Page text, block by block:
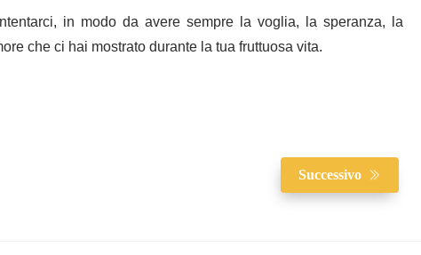
in modo da avere sempre la voglia, la speranza, la
che ci hai mostrato durante la tua fruttuosa vita.
Successivo